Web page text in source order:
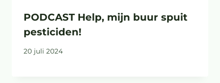
PODCAST Help, mijn buur spuit
pesticiden!
20 juli 2024